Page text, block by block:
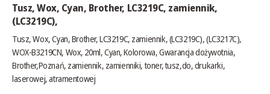
Tusz, Wox, Cyan, Brother, LC3219C, zamiennik,
(LC3219C),
Tusz, Wox, Cyan, Brother, LC3219C, zamiennik, (LC3219C), (LC3217C),
WOX-B3219CN, Wox, 20ml, Cyan, Kolorowa, Gwarancja dożywotnia,
Brother,Poznań, zamiennik, zamienniki, toner, tusz,do, drukarki,
laserowej, atramentowej